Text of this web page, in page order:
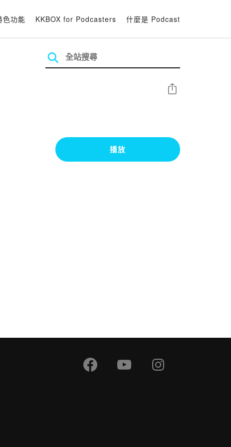
色功能 KKBOX for Podcasters 什麼是 Podcast
分享
播放